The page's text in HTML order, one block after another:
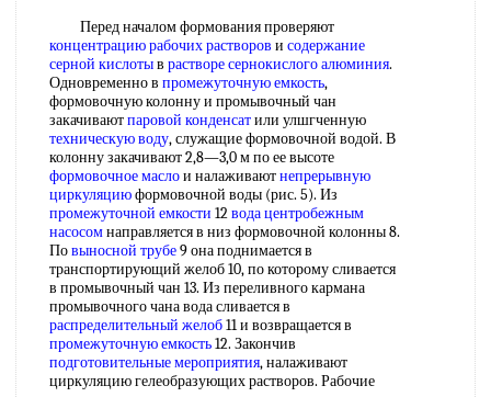
Перед началом формования проверяют
концентрацию рабочих растворов и содержание
серной кислотыв растворе сернокислого алюминия.
Одновременно в промежуточную емкость,
формовочную колонну и промывочный чан
закачиваютпаровой конденсатили улшгченную
техническую воду, служащие формовочной водой. В
колонну закачивают 2,8—3,0 м по ее высоте
формовочное маслои налаживаютнепрерывную
циркуляциюформовочной воды (рис. 5). Из
промежуточной емкости 12вода центробежным
насосомнаправляется в низ формовочной колонны 8.
Повыносной трубе9 она поднимается в
транспортирующий желоб 10, по которому сливается
в промывочный чан 13. Из переливного кармана
промывочного чана вода сливается в
распределительный желоб11 и возвращается в
промежуточную емкость12. Закончив
подготовительные мероприятия, налаживают
циркуляцию гелеобразующих растворов. Рабочие